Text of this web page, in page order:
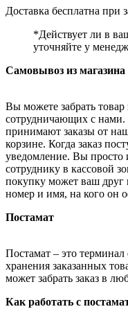
Доставка бесплатна при
*Действует ли в
уточняйте у
Самовывоз из магазина
Вы можете забрать
сотрудничающих с нами.
принимают заказы от
корзине. Когда заказ
уведомление. Вы просто
сотруднику в кассовой
покупку может ваш друг
номер и имя, на кого он
Постамат
Постамат – это
хранения заказанных
может забрать заказ в
Как работать с